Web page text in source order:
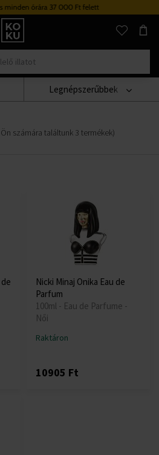
minden órára 37 000 Ft felett
Ön számára találtunk 3 termékek)
Legnépszerűbbek
Nicki Minaj Onika Eau de
Parfum
100ml - Eau de Parfume -
Női
Raktáron
10905 Ft